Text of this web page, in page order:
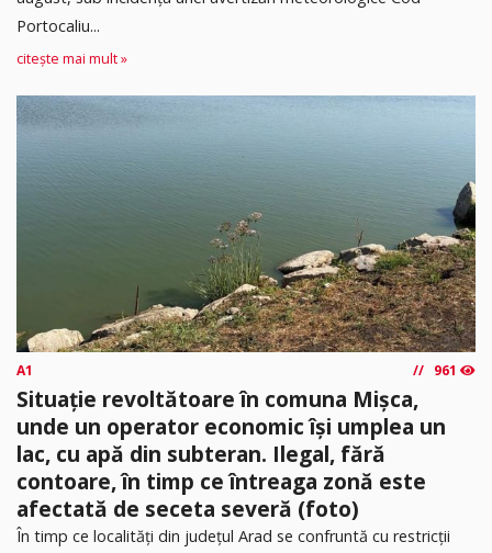
Portocaliu...
citește mai mult »
A1 961
Situație revoltătoare în comuna Mișca,
unde un operator economic își umplea un
lac, cu apă din subteran. Ilegal, fără
contoare, în timp ce întreaga zonă este
afectată de seceta severă (foto)
În timp ce localități din județul Arad se confruntă cu restricții